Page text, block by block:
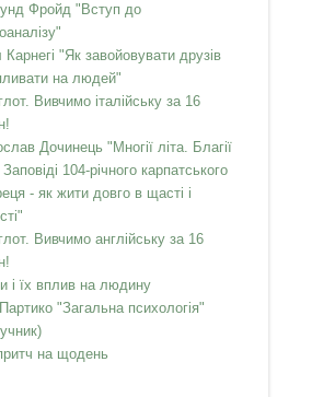
Фройд "Вступ до
"Як завойовувати друзів
на людей"
Вивчимо італійську за 16
Дочинець "Многії літа. Благії
Заповіді 104-річного карпатського
- як жити довго в щасті і
Вивчимо англійську за 16
і їх вплив на людину
"Загальна психологія"
на щодень